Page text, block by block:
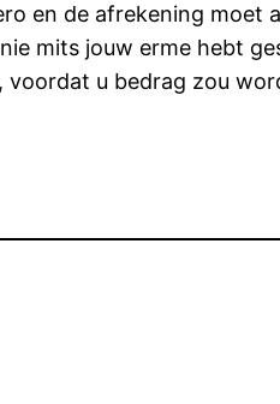
en de afrekening moet
mits jouw erme hebt
u bedrag zou